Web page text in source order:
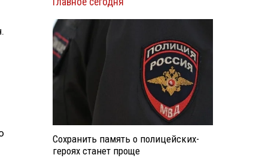
Сохранить память о полицейских-
героях станет проще